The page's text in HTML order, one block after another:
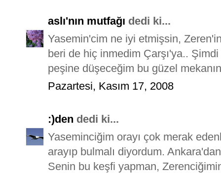
aslı'nın mutfağı dedi ki...
Yasemin'cim ne iyi etmişsin,
beri de hiç inmedim Çarşı'ya..
peşine düşeceğim bu güzel
Pazartesi, Kasım 17, 2008
:)den dedi ki...
Yaseminciğim orayı çok merak
arayıp bulmalı diyordum.
Senin bu keşfi yapman,